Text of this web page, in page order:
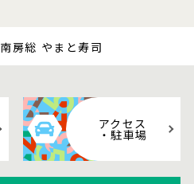
南房総 やまと寿司
アクセス
・駐車場